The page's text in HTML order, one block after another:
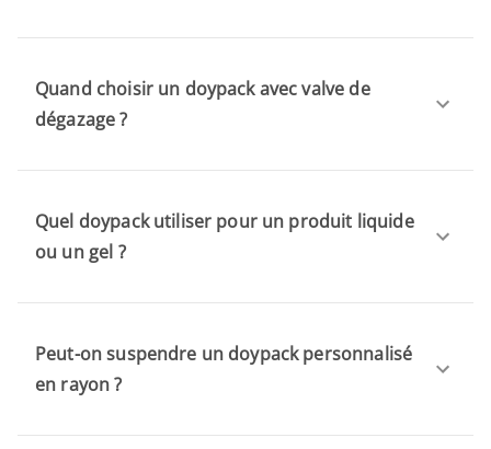
Quand choisir un doypack avec valve de
dégazage ?
Quel doypack utiliser pour un produit liquide
ou un gel ?
Peut-on suspendre un doypack personnalisé
en rayon ?